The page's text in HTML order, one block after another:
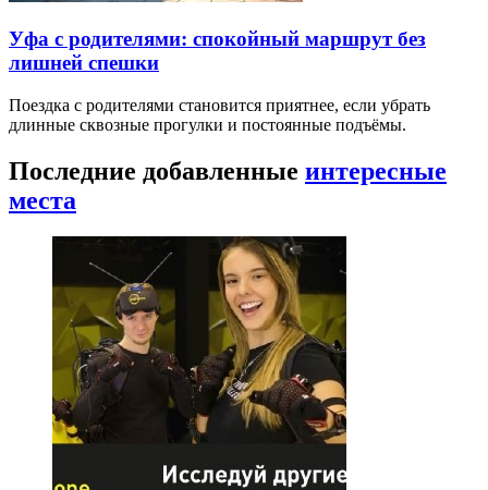
Уфа с родителями: спокойный маршрут без
лишней спешки
Поездка с родителями становится приятнее, если убрать
длинные сквозные прогулки и постоянные подъёмы.
Последние добавленные интересные
места